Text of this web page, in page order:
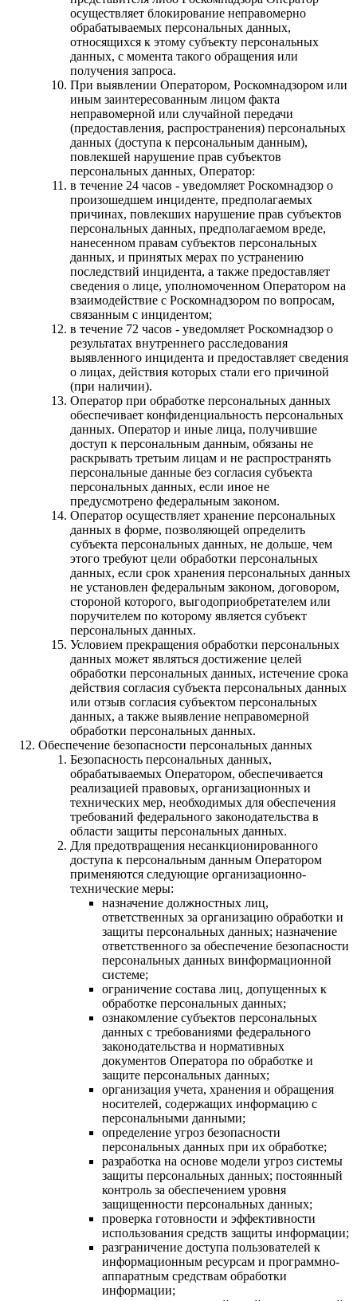
осуществляет блокирование неправомерно
обрабатываемых персональных данных,
относящихся к этому субъекту персональных
данных, с момента такого обращения или
получения запроса.
При выявлении Оператором, Роскомнадзором или
иным заинтересованным лицом факта
неправомерной или случайной передачи
(предоставления, распространения) персональных
данных (доступа к персональным данным),
повлекшей нарушение прав субъектов
персональных данных, Оператор:
в течение 24 часов - уведомляет Роскомнадзор о
произошедшем инциденте, предполагаемых
причинах, повлекших нарушение прав субъектов
персональных данных, предполагаемом вреде,
нанесенном правам субъектов персональных
данных, и принятых мерах по устранению
последствий инцидента, а также предоставляет
сведения о лице, уполномоченном Оператором на
взаимодействие с Роскомнадзором по вопросам,
связанным с инцидентом;
в течение 72 часов - уведомляет Роскомнадзор о
результатах внутреннего расследования
выявленного инцидента и предоставляет сведения
о лицах, действия которых стали его причиной
(при наличии).
Оператор при обработке персональных данных
обеспечивает конфиденциальность персональных
данных. Оператор и иные лица, получившие
доступ к персональным данным, обязаны не
раскрывать третьим лицам и не распространять
персональные данные без согласия субъекта
персональных данных, если иное не
предусмотрено федеральным законом.
Оператор осуществляет хранение персональных
данных в форме, позволяющей определить
субъекта персональных данных, не дольше, чем
этого требуют цели обработки персональных
данных, если срок хранения персональных данных
не установлен федеральным законом, договором,
стороной которого, выгодоприобретателем или
поручителем по которому является субъект
персональных данных.
Условием прекращения обработки персональных
данных может являться достижение целей
обработки персональных данных, истечение срока
действия согласия субъекта персональных данных
или отзыв согласия субъектом персональных
данных, а также выявление неправомерной
обработки персональных данных.
Обеспечение безопасности персональных данных
Безопасность персональных данных,
обрабатываемых Оператором, обеспечивается
реализацией правовых, организационных и
технических мер, необходимых для обеспечения
требований федерального законодательства в
области защиты персональных данных.
Для предотвращения несанкционированного
доступа к персональным данным Оператором
применяются следующие организационно-
технические меры:
назначение должностных лиц,
ответственных за организацию обработки и
защиты персональных данных; назначение
ответственного за обеспечение безопасности
персональных данных винформационной
системе;
ограничение состава лиц, допущенных к
обработке персональных данных;
ознакомление субъектов персональных
данных с требованиями федерального
законодательства и нормативных
документов Оператора по обработке и
защите персональных данных;
организация учета, хранения и обращения
носителей, содержащих информацию с
персональными данными;
определение угроз безопасности
персональных данных при их обработке;
разработка на основе модели угроз системы
защиты персональных данных; постоянный
контроль за обеспечением уровня
защищенности персональных данных;
проверка готовности и эффективности
использования средств защиты информации;
разграничение доступа пользователей к
информационным ресурсам и программно-
аппаратным средствам обработки
информации;